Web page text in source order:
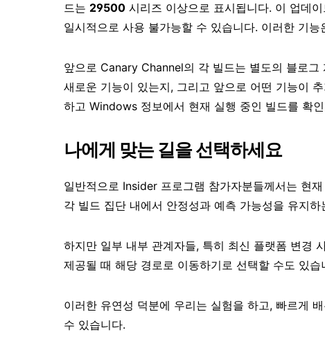
드는 29500 시리즈 이상으로 표시됩니다. 이 업데
일시적으로 사용 불가능할 수 있습니다. 이러한 기
앞으로 Canary Channel의 각 빌드는 별도의 블로
새로운 기능이 있는지, 그리고 앞으로 어떤 기능이
하고 Windows 정보에서 현재 실행 중인 빌드를 확
나에게 맞는 길을 선택하세요
일반적으로 Insider 프로그램 참가자분들께서는 현
각 빌드 집단 내에서 안정성과 예측 가능성을 유지
하지만 일부 내부 관계자들, 특히 최신 플랫폼 변경
제공될 때 해당 경로로 이동하기로 선택할 수도 있습
이러한 유연성 덕분에 우리는 실험을 하고, 빠르게
수 있습니다.